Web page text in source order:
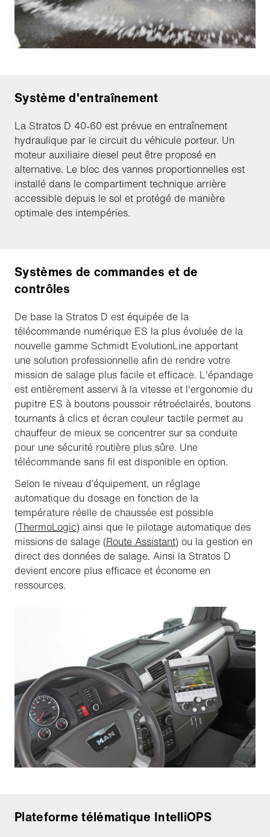
Système d'entraînement
La Stratos D 40-60 est prévue en entraînement
hydraulique par le circuit du véhicule porteur. Un
moteur auxiliaire diesel peut être proposé en
alternative. Le bloc des vannes proportionnelles est
installé dans le compartiment technique arrière
accessible depuis le sol et protégé de manière
optimale des intempéries.
Systèmes de commandes et de
contrôles
De base la Stratos D est équipée de la
télécommande numérique ES la plus évoluée de la
nouvelle gamme Schmidt EvolutionLine apportant
une solution professionnelle afin de rendre votre
mission de salage plus facile et efficace. L'épandage
est entièrement asservi à la vitesse et l'ergonomie du
pupitre ES à boutons poussoir rétroéclairés, boutons
tournants à clics et écran couleur tactile permet au
chauffeur de mieux se concentrer sur sa conduite
pour une sécurité routière plus sûre. Une
télécommande sans fil est disponible en option.
Selon le niveau d’équipement, un réglage
automatique du dosage en fonction de la
température réelle de chaussée est possible
(ThermoLogic) ainsi que le pilotage automatique des
missions de salage (Route Assistant) ou la gestion en
direct des données de salage. Ainsi la Stratos D
devient encore plus efficace et économe en
ressources.
Plateforme télématique IntelliOPS